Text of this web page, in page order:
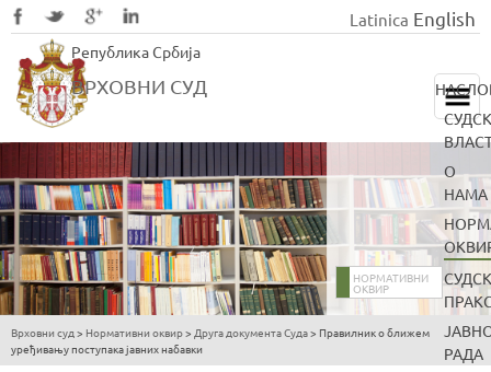
to
main
Република Србија
ВРХОВНИ СУД
Latinica English
О
НАМА
РАДА
НОРМАТИВНИ
ОКВИР
You
Врховни суд > Нормативни оквир> Друга документа Суда> Правилник о ближем
уређивању поступака јавних набавки